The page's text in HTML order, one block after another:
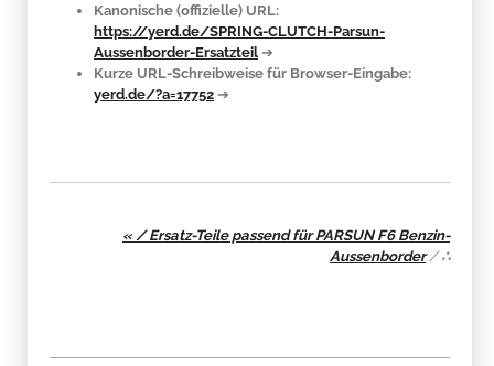
Kanonische (offizielle) URL:
https://yerd.de/SPRING-CLUTCH-Parsun-
Aussenborder-Ersatzteil ➔
Kurze URL-Schreibweise für Browser-Eingabe:
yerd.de/?a=17752 ➔
« / Ersatz-Teile passend für PARSUN F6 Benzin-
Aussenborder/∴